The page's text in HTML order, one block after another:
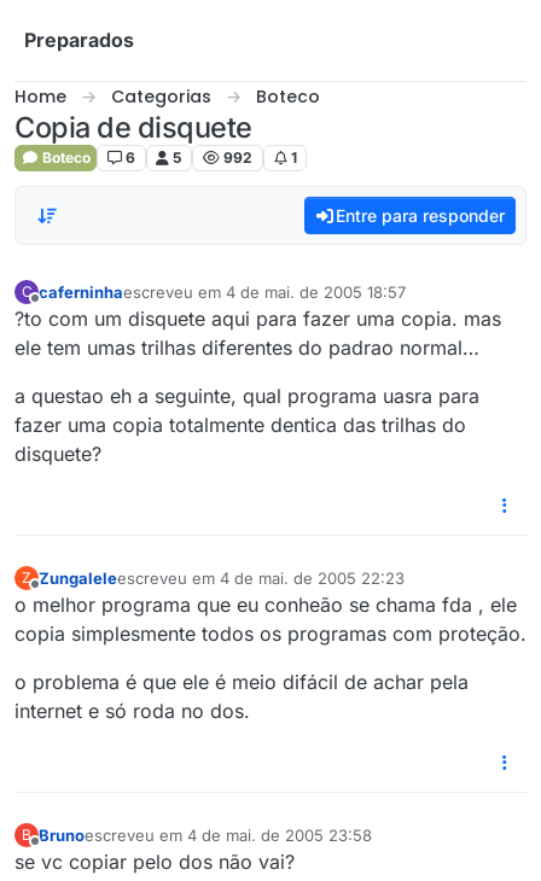
Preparados
Home Categorias Boteco
Copia de disquete
Boteco 6 5 992 1
Entre para responder
C caferninhaescreveu em 4 de mai. de 2005 18:57
última edição por
?to com um disquete aqui para fazer uma copia. mas
ele tem umas trilhas diferentes do padrao normal…
a questao eh a seguinte, qual programa uasra para
fazer uma copia totalmente dentica das trilhas do
disquete?
Z
Offline
Zungaleleescreveu em 4 de mai. de 2005 22:23
última edição por
o melhor programa que eu conheão se chama fda , ele
copia simplesmente todos os programas com proteção.
o problema é que ele é meio difácil de achar pela
internet e só roda no dos.
B Brunoescreveu em 4 de mai. de 2005 23:58
última edição por
se vc copiar pelo dos não vai?